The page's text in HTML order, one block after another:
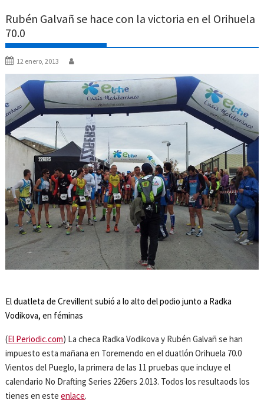
Rubén Galvañ se hace con la victoria en el Orihuela
70.0
12 enero, 2013
El duatleta de Crevillent subió a lo alto del podio junto a Radka
Vodikova, en féminas
(El Periodic.com) La checa Radka Vodikova y Rubén Galvañ se han
impuesto esta mañana en Toremendo en el duatlón Orihuela 70.0
Vientos del Pueglo, la primera de las 11 pruebas que incluye el
calendario No Drafting Series 226ers 2.013. Todos los resultaods los
tienes en esteenlace.